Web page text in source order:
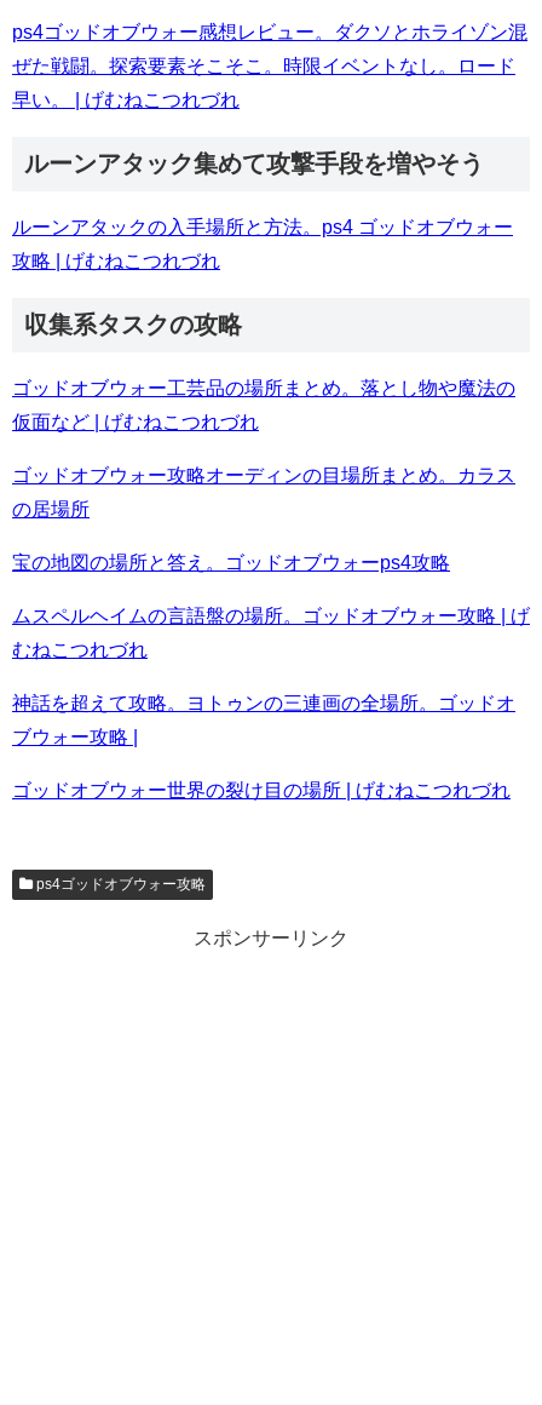
ps4ゴッドオブウォー感想レビュー。ダクソとホライゾン混
ぜた戦闘。探索要素そこそこ。時限イベントなし。ロード
早い。 | げむねこつれづれ
ルーンアタック集めて攻撃手段を増やそう
ルーンアタックの入手場所と方法。ps4 ゴッドオブウォー
攻略 | げむねこつれづれ
収集系タスクの攻略
ゴッドオブウォー工芸品の場所まとめ。落とし物や魔法の
仮面など | げむねこつれづれ
ゴッドオブウォー攻略オーディンの目場所まとめ。カラス
の居場所
宝の地図の場所と答え。ゴッドオブウォーps4攻略
ムスペルヘイムの言語盤の場所。ゴッドオブウォー攻略 | げ
むねこつれづれ
神話を超えて攻略。ヨトゥンの三連画の全場所。ゴッドオ
ブウォー攻略 |
ゴッドオブウォー世界の裂け目の場所 | げむねこつれづれ
ps4ゴッドオブウォー攻略
スポンサーリンク